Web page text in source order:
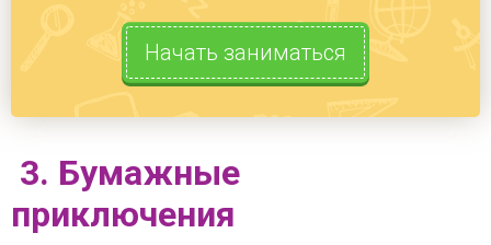
Начать заниматься
3. Бумажные
приключения